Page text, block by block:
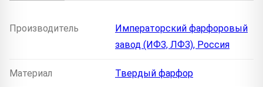
Производитель
Императорский фарфоровый
завод (ИФЗ, ЛФЗ), Россия
Материал Твердый фарфор